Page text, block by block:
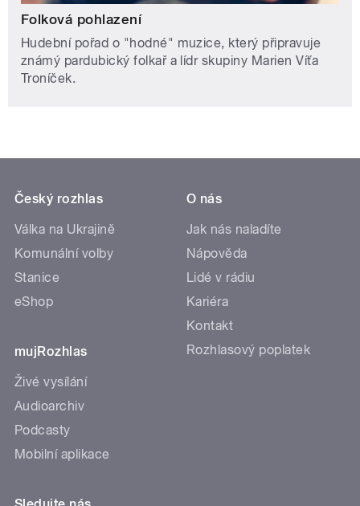
Folková pohlazení
Hudební pořad o "hodné" muzice, který připravuje
známý pardubický folkař a lídr skupiny Marien Víťa
Troníček.
Český rozhlas
Válka na Ukrajině
Komunální volby
Stanice
eShop
mujRozhlas
Živé vysílání
Audioarchiv
Podcasty
Mobilní aplikace
O nás
Jak nás naladíte
Nápověda
Lidé v rádiu
Kariéra
Kontakt
Rozhlasový poplatek